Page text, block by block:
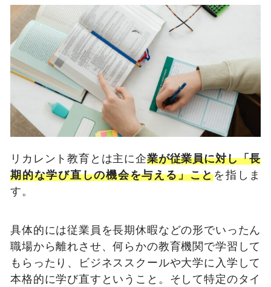
リカレント教育とは主に企業が従業員に対し「長
期的な学び直しの機会を与える」ことを指しま
す。
具体的には従業員を長期休暇などの形でいったん
職場から離れさせ、何らかの教育機関で学習して
もらったり、ビジネススクールや大学に入学して
本格的に学び直すということ。そして特定のタイ